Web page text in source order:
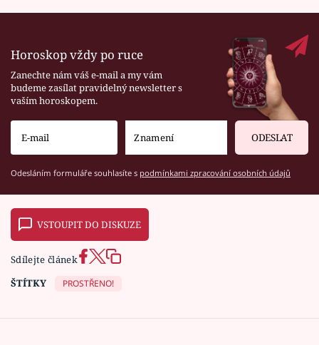
Horoskop vždy po ruce
Zanechte nám váš e-mail a my vám
budeme zasílat pravidelný newsletter s
vaším horoskopem.
ODESLAT
Odesláním formuláře souhlasíte s podmínkami zpracování osobních údajů
VSTOUPIT DO DISKUZE
Sdílejte článek
ŠTÍTKY
PROSTŘENO!